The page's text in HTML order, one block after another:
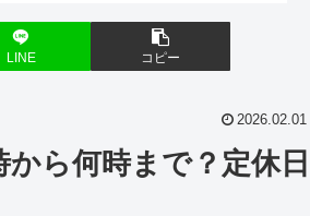
LINE コピー
2026.02.01
ら何時まで？定休日